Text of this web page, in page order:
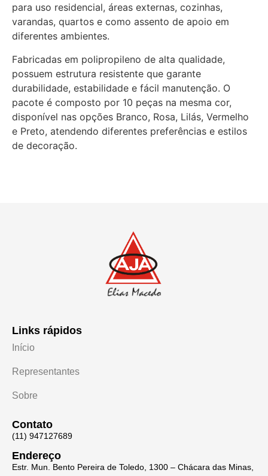
para uso residencial, áreas externas, cozinhas,
varandas, quartos e como assento de apoio em
diferentes ambientes.
Fabricadas em polipropileno de alta qualidade,
possuem estrutura resistente que garante
durabilidade, estabilidade e fácil manutenção. O
pacote é composto por 10 peças na mesma cor,
disponível nas opções Branco, Rosa, Lilás, Vermelho
e Preto, atendendo diferentes preferências e estilos
de decoração.
Links rápidos
Início
Representantes
Sobre
Contato
(11) 947127689
Endereço
Estr. Mun. Bento Pereira de Toledo, 1300 – Chácara das Minas,